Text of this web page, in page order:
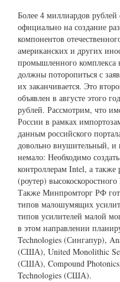
Более 4 миллиардов
официально на создание
компонентов
американских и других
промышленного комплекса
должны поторопиться с
их заканчивается. Это
объявлен в августе этого
рублей. Рассмотрим, что
России в рамках
данным российского
довольно внушительный, и
немало: Необходимо
контроллерам Intel, а также
(роутер)
Также Минпромторг РФ
типов малошумящих
типов усилителей малой
в этом направлении
Technologies (Сингапур),
(США), United Monolithic
(США), Compound
Technologies (США).